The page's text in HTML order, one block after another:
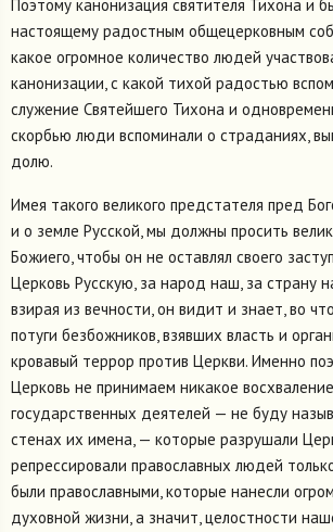
Поэтому канонизация святителя Тихона и
настоящему радостным общецерковным
какое огромное количество людей
канонизации, с какой тихой радостью
служение Святейшего Тихона и
скорбью люди вспоминали о страданиях,
долю.
Имея такого великого предстателя пред
и о земле Русской, мы должны просить
Божиего, чтобы он не оставлял своего
Церковь Русскую, за народ наш, за страну
взирая из вечности, он видит и знает, во
потуги безбожников, взявших власть и
кровавый террор против Церкви. Именно
Церковь не принимаем никакое
государственных деятелей — не буду
стенах их имена, — которые разрушали
репрессировали православных людей
были православными, которые нанесли
духовной жизни, а значит, целостности